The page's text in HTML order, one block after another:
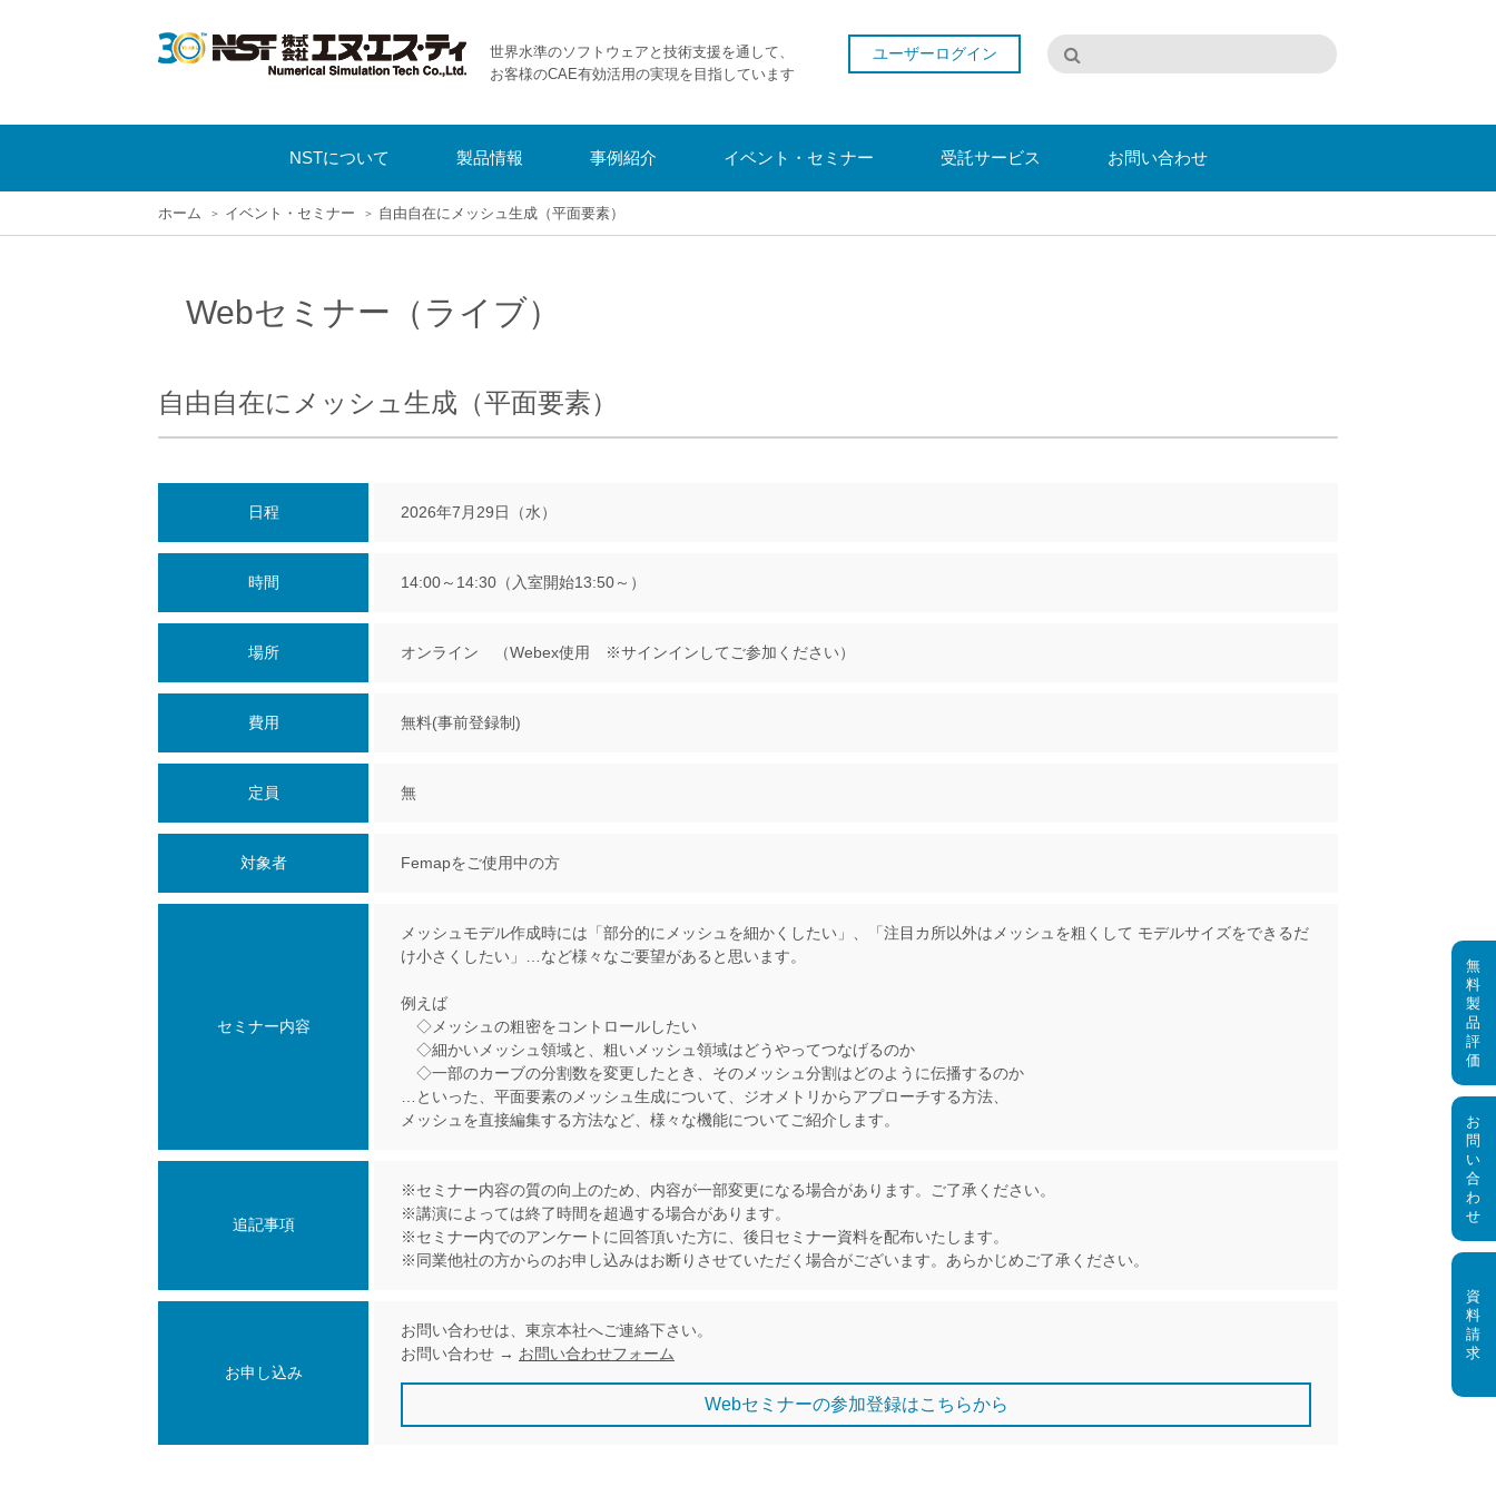
世界水準のソフトウェアと技術支援を通して、
お客様のCAE有効活用の実現を目指しています
ユーザーログイン
NSTについて 製品情報 事例紹介 イベント・セミナー 受託サービス お問い合わせ
ホーム イベント・セミナー 自由自在にメッシュ生成（平面要素）
Webセミナー（ライブ）
自由自在にメッシュ生成（平面要素）
日程 2026年7月29日（水）
時間 14:00～14:30（入室開始13:50～）
場所 オンライン （Webex使用 ※サインインしてご参加ください）
費用 無料(事前登録制)
定員 無
対象者 Femapをご使用中の方
セミナー内容
メッシュモデル作成時には「部分的にメッシュを細かくしたい」、「注目カ所以外はメッシュを粗くして モデルサイズをできるだ
け小さくしたい」…など様々なご要望があると思います。
例えば
◇メッシュの粗密をコントロールしたい
◇細かいメッシュ領域と、粗いメッシュ領域はどうやってつなげるのか
◇一部のカーブの分割数を変更したとき、そのメッシュ分割はどのように伝播するのか
…といった、平面要素のメッシュ生成について、ジオメトリからアプローチする方法、
メッシュを直接編集する方法など、様々な機能についてご紹介します。
追記事項
※セミナー内容の質の向上のため、内容が一部変更になる場合があります。ご了承ください。
※講演によっては終了時間を超過する場合があります。
※セミナー内でのアンケートに回答頂いた方に、後日セミナー資料を配布いたします。
※同業他社の方からのお申し込みはお断りさせていただく場合がございます。あらかじめご了承ください。
お申し込み
お問い合わせは、東京本社へご連絡下さい。
お問い合わせ → お問い合わせフォーム
Webセミナーの参加登録はこちらから